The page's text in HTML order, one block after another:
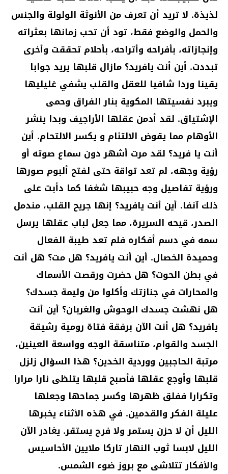
لذيذة. لا تريد أن تعرف من الأنوثة الولولة والجنس
والحمل والوضع فقط، تود أن تحب زمانها بعثراته
وإنجازاته، بأفراحه وأتراحه، بأحلام تحققت وأخرى
تبددت. أين أنت يافريد؟ مازال قلبها يريد جوابا
يقينا وردا شافيا للعقل والقلب يشفي غليليها
ويبرد نفسيتها المكوية بنار الفراق وحمى
الإشتياق. لقد أدمن عقلها الأراجيف وبدا ينشر
الأوهام مما يقوض الالتئام و يكسر الالتحام. أين
أنت يا فريد؟ لقد مرت أشهر دون سماع صوته أو
رؤية وجهه، لم تعد تواقة حتى لفتح ألبوم صورها
ورؤية تفاصيل وجه حبيبها شغفا كما دأبت على
ذلك آنفا. أين أنت يافريد؟ إنها جريح القلب، مندمل
الصدر، قيحه السريرة، مما جعل لباب عقلها يرسل
سمه في دسم أفكاره فلم تعد طيبة الفعال
وحميدة الخصال. أين أنت يافريد؟ هل مت؟ هل أنت
في بطن الحوت؟ هل حضرت ورقصت الأسماك
والمحارات في جنازتك وأكلوا من وليمة جسدك؟
هل نهشت جسدك الوحوش والغربان؟ أين أنت
يافريد؟ هل أنت الآن برفقة فتاة رومية رشيقة
الجسد والقوام، متناسقة الوجه وواسعة العينين،
مرتبة الحاجبين ووردية الخدين؟ هذا السؤال زلزل
قلبها وأوجع عقلها فأصبح قلبها يتلظى نارا مرارا
وتكرارا ففلق ظهرها وكسر جماحها وجعلها
عليلة الفكر والقدمين. في هذه الأثناء يخبرها
الليل أن لا حزن يستمر ولا فرح يستقر. يغادر الآن
الليل لابسا ثوب النهار تاركا ملايين الأحاسيس
والأفكار تتلاشى مع بروز ضوء الشمس.